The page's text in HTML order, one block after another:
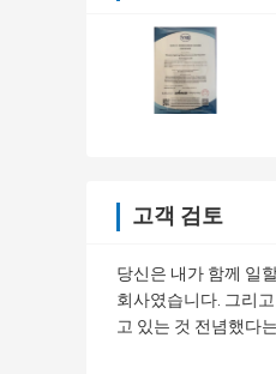
고객 검토
당신은 내가 함께 일
회사였습니다. 그리
고 있는 것 전념했다